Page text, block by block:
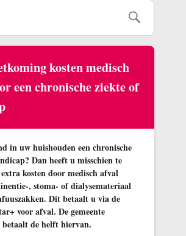
kosten medisch
een chronische ziekte of
in uw huishouden een chronische
Dan heeft u misschien te
kosten door medisch afval
, stoma- of dialysemateriaal
Dit betaalt u via de
voor afval. De gemeente
betaalt de helft hiervan.